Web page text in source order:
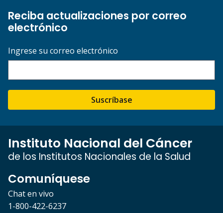
Reciba actualizaciones por correo
electrónico
Ingrese su correo electrónico
Suscríbase
Instituto Nacional del Cáncer
de los Institutos Nacionales de la Salud
Comuníquese
Chat en vivo
1-800-422-6237